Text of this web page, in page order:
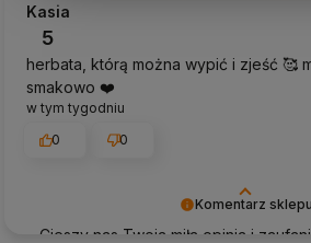
Komentarz sklepu
Cieszy nas Twoja miła opinia i
Kasia
5
herbata, którą można wypić i zjeść 🥰
smakowo ❤️
w tym tygodniu
0
0